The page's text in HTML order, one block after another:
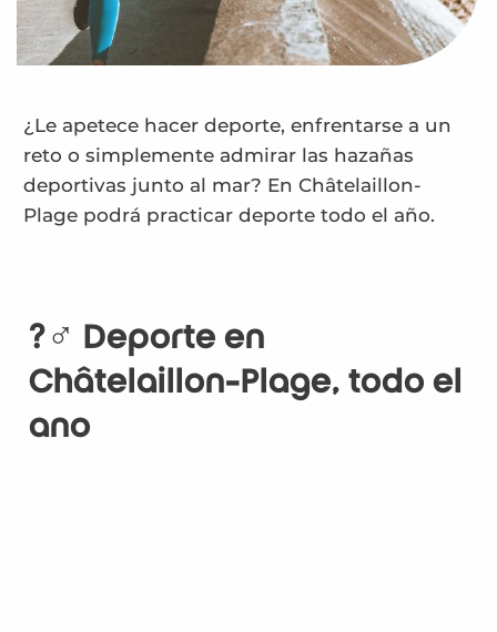
¿Le apetece hacer deporte, enfrentarse a un
reto o simplemente admirar las hazañas
deportivas junto al mar? En Châtelaillon-
Plage podrá practicar deporte todo el año.
?‍♂️ Deporte en
Châtelaillon-Plage, todo el
año